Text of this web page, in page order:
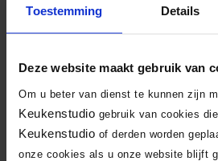
Toestemming Details
Deze website maakt gebruik van
Om u beter van dienst te kunnen zijn
Keukenstudio gebruik van cookies
Keukenstudio of derden worden
onze cookies als u onze website blijft